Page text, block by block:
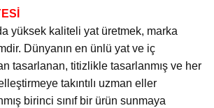
yüksek kaliteli yat üretmek, marka
Dünyanın en ünlü yat ve iç
tasarlanan, titizlikle tasarlanmış ve her
takıntılı uzman eller
birinci sınıf bir ürün sunmaya